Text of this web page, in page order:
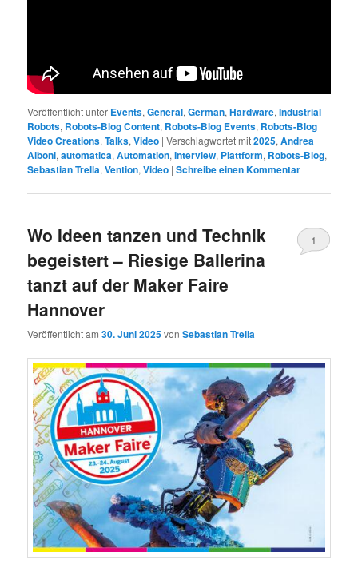
Veröffentlicht unter Events,General,German,Hardware,Industrial
Robots, Robots-Blog Content, Robots-Blog Events, Robots-Blog
Video Creations,Talks,Video |Verschlagwortet mit2025,Andrea
Alboni,automatica,Automation,Interview, Plattform, Robots-Blog,
Sebastian Trella,Vention,Video |Schreibe einen Kommentar
Wo Ideen tanzen und Technik
begeistert – Riesige Ballerina
tanzt auf der Maker Faire
Hannover
Veröffentlicht am30. Juni 2025vonSebastian Trella
1